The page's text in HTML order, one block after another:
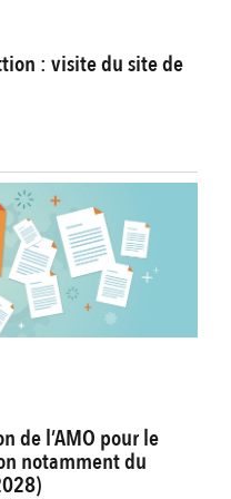
: visite du site de
de l’AMO pour le
notamment du